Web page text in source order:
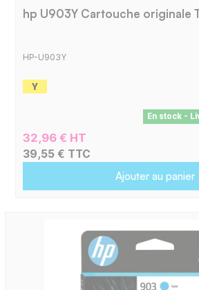
hp U903Y Cartouche originale
HP-U903Y
En stock -
32,96 € HT
39,55 € TTC
Ajouter au panier